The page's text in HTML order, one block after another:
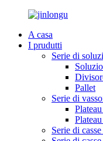
A casa
I prudutti
Serie di
Pallet
Serie di
Serie di